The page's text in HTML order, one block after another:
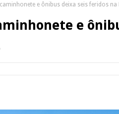
e ônibus deixa seis feridos na
e